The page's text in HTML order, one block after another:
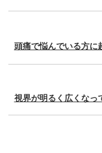
頭痛で悩んでいる方に
視界が明るく広くなっ